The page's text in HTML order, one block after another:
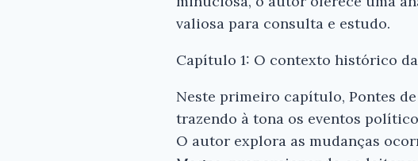
valiosa para consulta e estudo.
Capítulo 1: O contexto histórico
Neste primeiro capítulo, Pontes
trazendo à tona os eventos
O autor explora as mudanças